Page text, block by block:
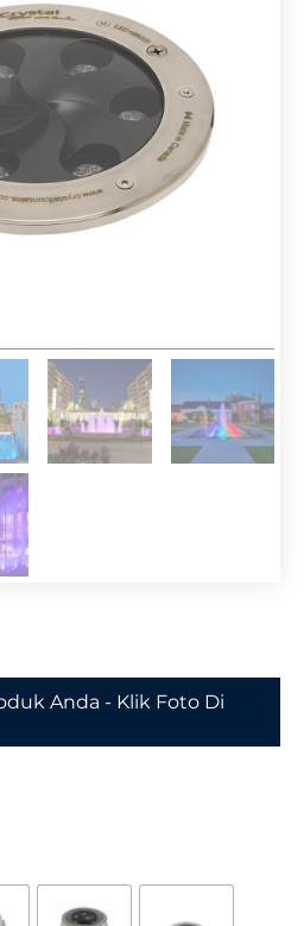
Anda - Klik Foto Di